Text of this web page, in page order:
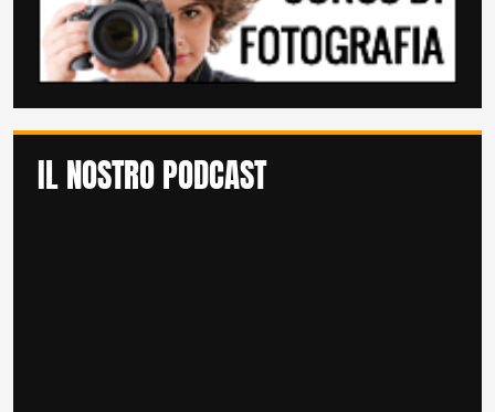
IL NOSTRO PODCAST